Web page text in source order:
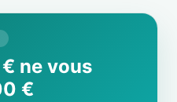
ne vous
€